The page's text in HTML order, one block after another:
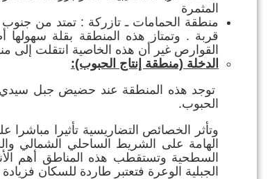
المثمرة
منطقة الحمامات ـ تازركة : تمتد من
قربة . وتمتاز هذه المنطقة بقلة سهولها
القوارص غير أن هذه الخاصية انتقلت إلى
الدخلة (منطقة إنتاج الحبوب):
توجد هذه المنطقة عند حضيض جبل سيدي
الحبوب.
وتأثر الخصائص التضاريسية تأثيرا
الهامة على الشريط الساحلي الشمالي
السطحية وتستقطب هذه المناطق أهم
الجبلية الوعرة فتعتبر طاردة للسكان